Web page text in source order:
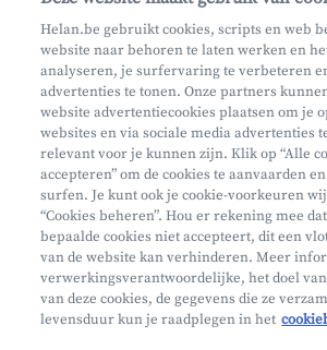
Maak een afspraak
Waar vind je ons?
Mifid
Privacy
Juridische info
Onderworpen aan de controle van CDZ
Helan.be gebruikt cookies, scripts en web
website naar behoren te laten werken en
analyseren, je surfervaring te verbeteren
advertenties te tonen. Onze partners
website advertentiecookies plaatsen om je
websites en via sociale media advertenties
relevant voor je kunnen zijn. Klik op “Alle
accepteren” om de cookies te aanvaarden
surfen. Je kunt ook je cookie-voorkeuren
“Cookies beheren”. Hou er rekening mee
bepaalde cookies niet accepteert, dit een
van de website kan verhinderen. Meer
verwerkingsverantwoordelijke, het doel
van deze cookies, de gegevens die ze
levensduur kun je raadplegen in het